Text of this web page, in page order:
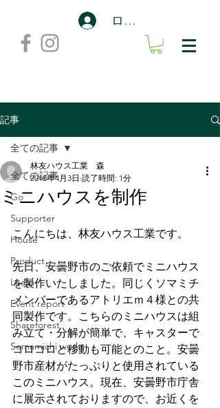
ログイン
記事
全ての記事
Go
Supporter
House
Product
Learn
Event report
Shareforest
Somamichi works
全ての記事
ミニハウスを制作
林友ハウス工業 森
2018年4月3日 読了時間: 1分
こんにちは、林友ハウス工業です。
先日、安曇野市のご依頼でミニハウス
を製作いたしました。同じくソマミチ
メンバーであるアトリエｍ４様との共
同製作です。こちらのミニハウスは組
み立て・分解が簡単で、キャスターで
コロコロと移動も可能とのこと。安曇
野市産材がたっぷりと使用されている
このミニハウス。現在、安曇野市庁舎
に展示されておりますので、お近くを